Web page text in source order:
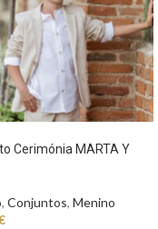
Cerimónia MARTA Y
, Conjuntos, Menino